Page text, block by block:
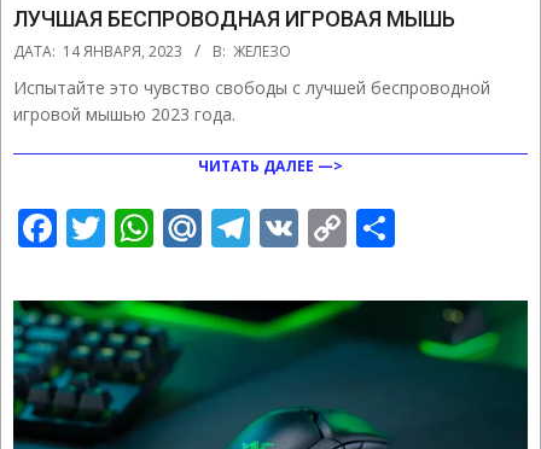
ЛУЧШАЯ БЕСПРОВОДНАЯ ИГРОВАЯ МЫШЬ
2023-
14
ДАТА: 14 ЯНВАРЯ, 2023 В: ЖЕЛЕЗО
Испытайте это чувство свободы с лучшей беспроводной
игровой мышью 2023 года.
ЧИТАТЬ ДАЛЕЕ —>
Facebook
Twitter
WhatsApp
Mail.Ru
Telegram
VK Copy